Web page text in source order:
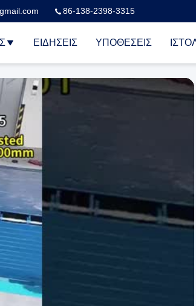
86-138-2398-3315
ΕΙΔΉΣΕΙΣ ΥΠΟΘΈΣΕΙΣ